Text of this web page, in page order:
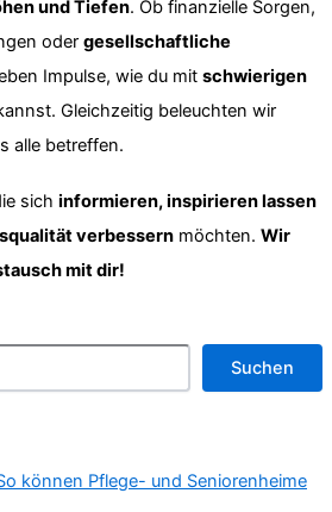
und Tiefen. Ob finanzielle Sorgen,
oder gesellschaftliche
Impulse, wie du mit schwierigen
Gleichzeitig beleuchten wir
alle betreffen.
sich informieren, inspirieren lassen
verbessern möchten. Wir
mit dir!
Suchen
können Pflege- und Seniorenheime